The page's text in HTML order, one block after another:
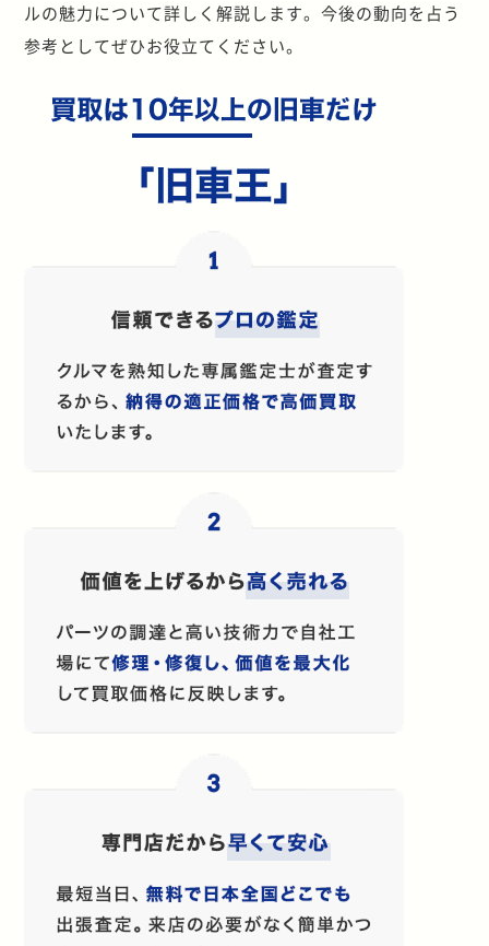
ルの魅力について詳しく解説します。今後の動向を占う
参考としてぜひお役立てください。